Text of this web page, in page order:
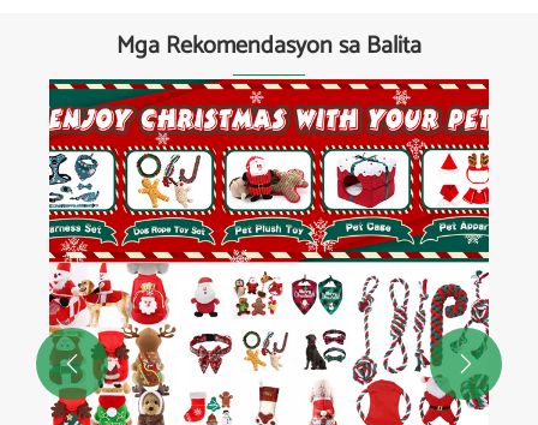
Mga Rekomendasyon sa Balita
 